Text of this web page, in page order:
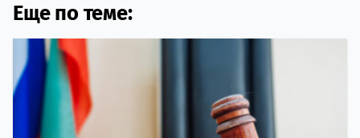
Еще по теме: